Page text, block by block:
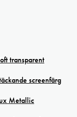
transparent
screenfärg
Metallic